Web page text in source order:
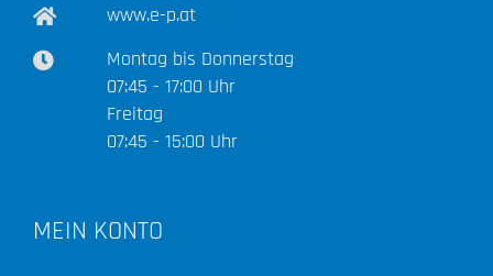
www.e-p.at
Montag bis Donnerstag
07:45 - 17:00 Uhr
Freitag
07:45 - 15:00 Uhr
MEIN KONTO